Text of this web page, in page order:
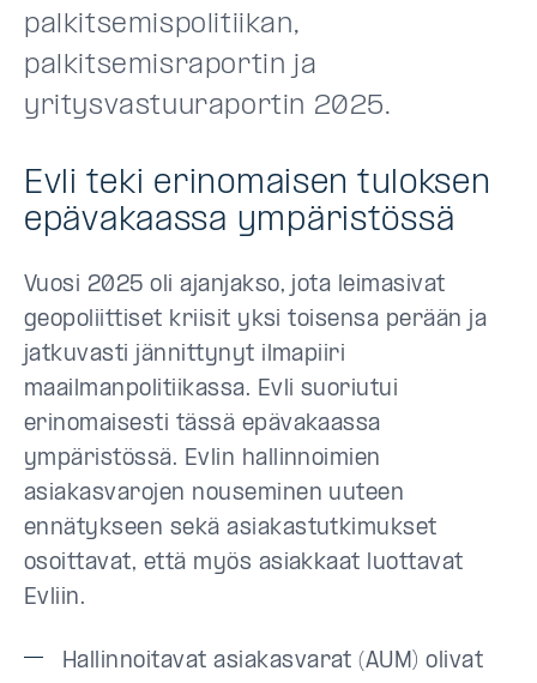
palkitsemispolitiikan,
palkitsemisraportin ja
yritysvastuuraportin 2025.
Evli teki erinomaisen tuloksen
epävakaassa ympäristössä
Vuosi 2025 oli ajanjakso, jota leimasivat
geopoliittiset kriisit yksi toisensa perään ja
jatkuvasti jännittynyt ilmapiiri
maailmanpolitiikassa. Evli suoriutui
erinomaisesti tässä epävakaassa
ympäristössä. Evlin hallinnoimien
asiakasvarojen nouseminen uuteen
ennätykseen sekä asiakastutkimukset
osoittavat, että myös asiakkaat luottavat
Evliin.
Hallinnoitavat asiakasvarat (AUM) olivat